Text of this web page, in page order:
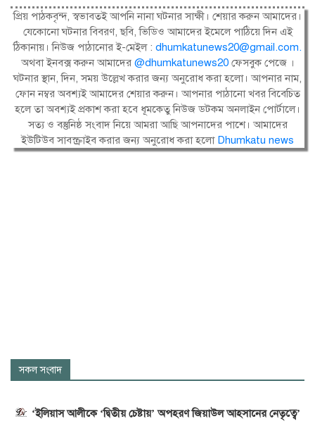
প্রিয় পাঠকবৃন্দ, স্বভাবতই আপনি নানা ঘটনার সাক্ষী। শেয়ার করুন আমাদের।
যেকোনো ঘটনার বিবরণ, ছবি, ভিডিও আমাদের ইমেলে পাঠিয়ে দিন এই
ঠিকানায়। নিউজ পাঠানোর ই-মেইল : dhumkatunews20@gmail.com.
অথবা ইনবক্স করুন আমাদের@dhumkatunews20 ফেসবুক পেজে ।
ঘটনার স্থান, দিন, সময় উল্লেখ করার জন্য অনুরোধ করা হলো। আপনার নাম,
ফোন নম্বর অবশ্যই আমাদের শেয়ার করুন। আপনার পাঠানো খবর বিবেচিত
হলে তা অবশ্যই প্রকাশ করা হবে ধূমকেতু নিউজ ডটকম অনলাইন পোর্টালে।
সত্য ও বস্তুনিষ্ঠ সংবাদ নিয়ে আমরা আছি আপনাদের পাশে। আমাদের
ইউটিউব সাবস্ক্রাইব করার জন্য অনুরোধ করা হলো Dhumkatu news
সকল সংবাদ
‘ইলিয়াস আলীকে ‘দ্বিতীয় চেষ্টায়’ অপহরণ জিয়াউল আহসানের নেতৃত্বে’